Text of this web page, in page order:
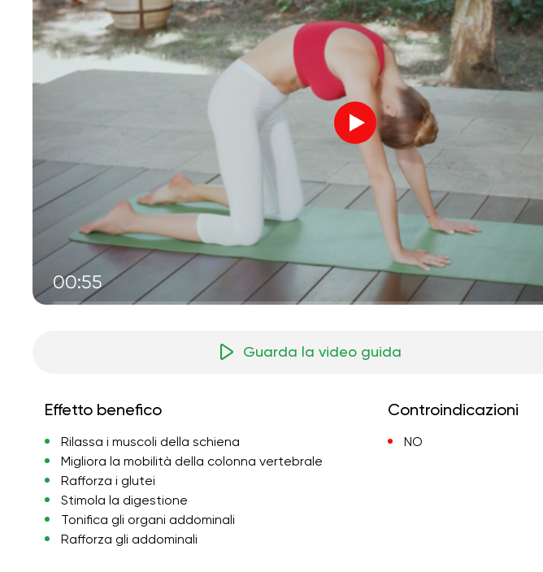
00:55
Voce dell'istruttore
volo dell'anima
pace interiore
sogni mattutini
freschezza della foresta
pioggia estiva
silenzio di montagna
brezza marina
la voce del vento
foresta di primavera
Guarda la video guida
Effetto benefico
Rilassa i muscoli della schiena
Migliora la mobilità della colonna vertebrale
Rafforza i glutei
Stimola la digestione
Tonifica gli organi addominali
Rafforza gli addominali
Controindicazioni
NO